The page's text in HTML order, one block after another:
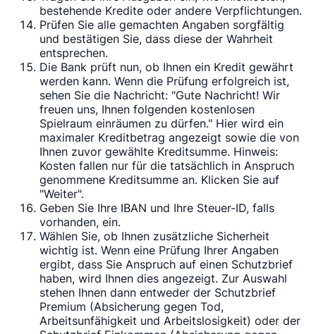
bestehende Kredite oder andere Verpflichtungen.
Prüfen Sie alle gemachten Angaben sorgfältig
und bestätigen Sie, dass diese der Wahrheit
entsprechen.
Die Bank prüft nun, ob Ihnen ein Kredit gewährt
werden kann. Wenn die Prüfung erfolgreich ist,
sehen Sie die Nachricht: "Gute Nachricht! Wir
freuen uns, Ihnen folgenden kostenlosen
Spielraum einräumen zu dürfen." Hier wird ein
maximaler Kreditbetrag angezeigt sowie die von
Ihnen zuvor gewählte Kreditsumme. Hinweis:
Kosten fallen nur für die tatsächlich in Anspruch
genommene Kreditsumme an. Klicken Sie auf
"Weiter".
Geben Sie Ihre IBAN und Ihre Steuer-ID, falls
vorhanden, ein.
Wählen Sie, ob Ihnen zusätzliche Sicherheit
wichtig ist. Wenn eine Prüfung Ihrer Angaben
ergibt, dass Sie Anspruch auf einen Schutzbrief
haben, wird Ihnen dies angezeigt. Zur Auswahl
stehen Ihnen dann entweder der Schutzbrief
Premium (Absicherung gegen Tod,
Arbeitsunfähigkeit und Arbeitslosigkeit) oder der